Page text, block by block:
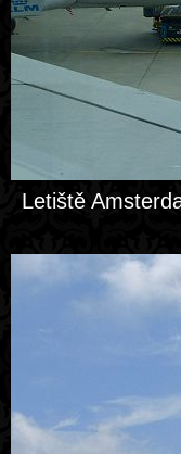
Letiště